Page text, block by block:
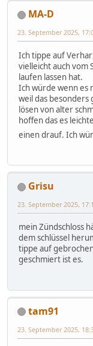
MA-D
23. September 2025,
Ich tippe auf
vielleicht auch vom
laufen lassen hat.
Ich würde wenn es
weil das
lösen von alter
hoffen das es
einen drauf. Ich
Grisu
23. September 2025,
mein Zündschloss
dem schlüssel
tippe auf
geschmiert ist es.
tam91
23. September 2025,